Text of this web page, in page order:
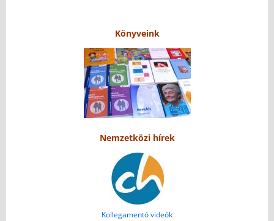
Könyveink
Nemzetközi hírek
Kollegamentó videók